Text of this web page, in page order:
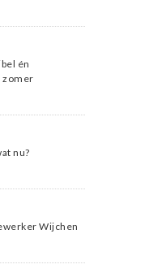
én
zomer
nu?
Wijchen